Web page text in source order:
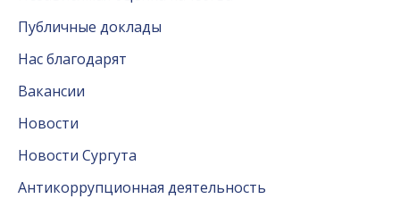
Публичные доклады
Нас благодарят
Вакансии
Новости
Новости Сургута
Антикоррупционная деятельность